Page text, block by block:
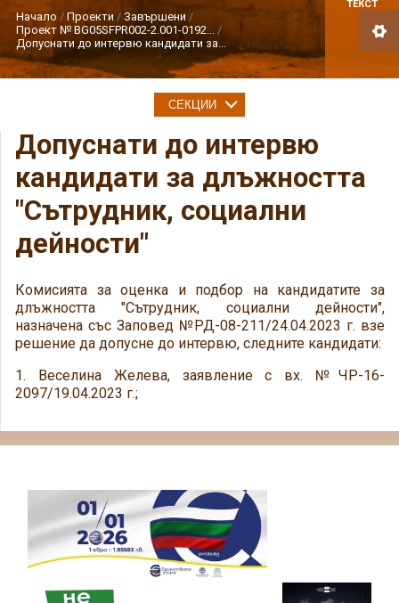
Начало Проекти
Завършени
Проект № BG05SFPR002-2.001-0192...
Допуснати до интервю кандидати за...
ТЕКСТ
Допуснати до интервю
кандидати за длъжността
"Сътрудник, социални
дейности"
Комисията за оценка и подбор на кандидатите за
длъжността "Сътрудник, социални дейности",
назначена със Заповед №РД-08-211/24.04.2023 г. взе
решение да допусне до интервю, следните кандидати:
1. Веселина Желева, заявление с вх. №ЧР-16-
2097/19.04.2023 г.;
СЕКЦИИ